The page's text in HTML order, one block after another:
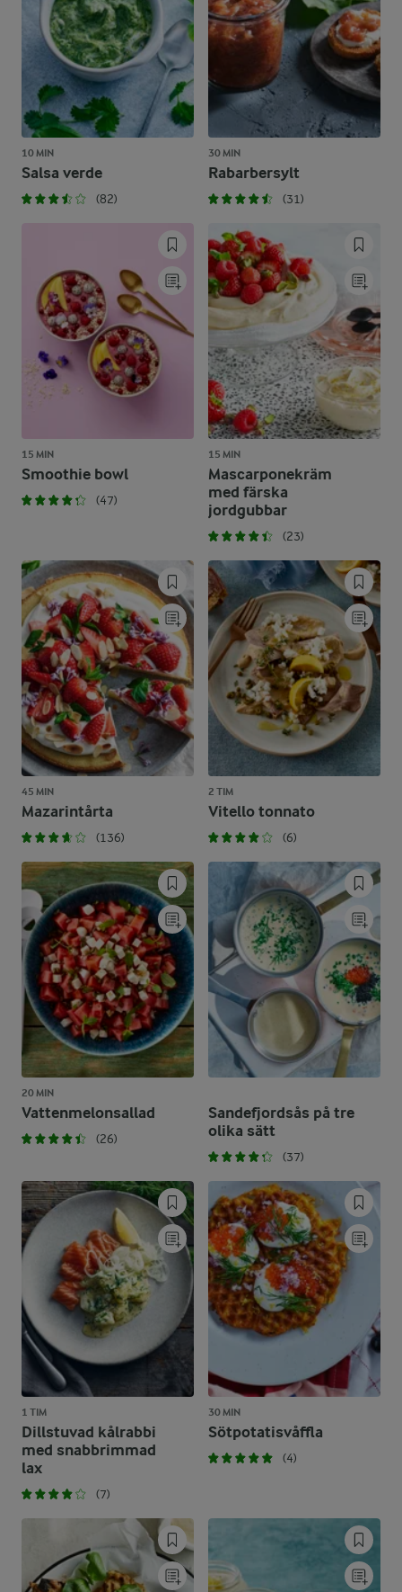
10 MIN
Salsa verde
(82)
30 MIN
Rabarbersylt
(31)
15 MIN
Smoothie bowl
(47)
15 MIN
Mascarponekräm
med färska
jordgubbar
(23)
45 MIN
Mazarintårta
(136)
2 TIM
Vitello tonnato
(6)
20 MIN
Vattenmelonsallad
(26)
Sandefjordsås på tre
olika sätt
(37)
1 TIM
Dillstuvad kålrabbi
med snabbrimmad
lax
(7)
30 MIN
Sötpotatisvåffla
(4)